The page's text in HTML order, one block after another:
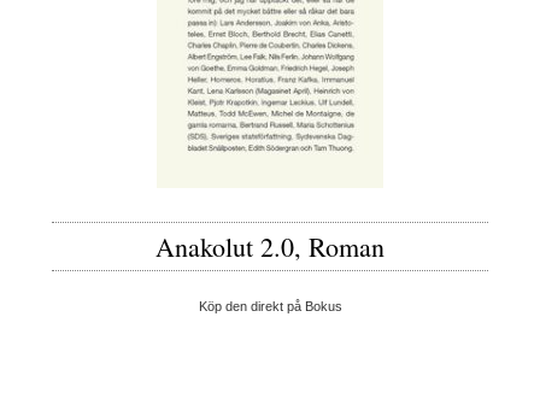
Anakolut 2.0, Roman
Köp den direkt på Bokus